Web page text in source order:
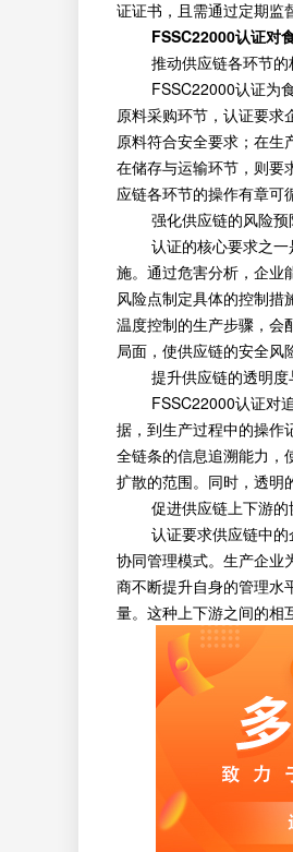
证证书，且需通过定期监
FSSC22000认证对
推动供应链各环节的
FSSC22000认证为食
原料采购环节，认证要求
原料符合安全要求；在生
在储存与运输环节，则要
应链各环节的操作有章可
强化供应链的风险预
认证的核心要求之一是
施。通过危害分析，企业
风险点制定具体的控制措
温度控制的生产步骤，会
局面，使供应链的安全风
提升供应链的透明度
FSSC22000认证对追
据，到生产过程中的操作
全链条的信息追溯能力，
扩散的范围。同时，透明
促进供应链上下游的
认证要求供应链中的企
协同管理模式。生产企业
商不断提升自身的管理水
量。这种上下游之间的相